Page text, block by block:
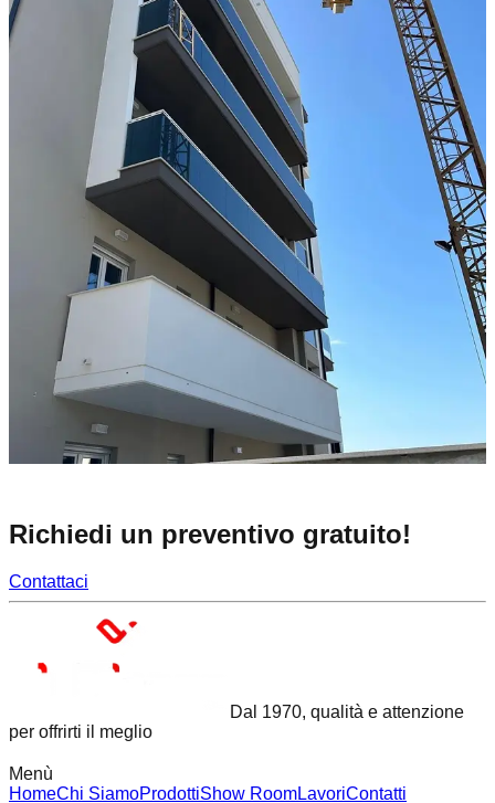
Richiedi un preventivo gratuito!
Contattaci
Dal 1970, qualità e attenzione
per offrirti il meglio
Menù
HomeChi SiamoProdottiShow RoomLavoriContatti